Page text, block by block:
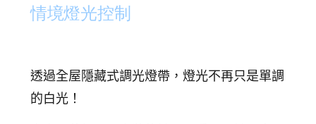
情境燈光控制
透過全屋隱藏式調光燈帶，燈光不再只是單調
的白光！